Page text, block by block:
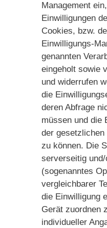
Management
Einwilligungen
Cookies, bzw.
Einwilligungs-
genannten
eingeholt sowie
und widerrufen
die
deren Abfrage
müssen und die
der
zu können. Die
serverseitig
(sogenanntes
vergleichbarer
die Einwilligung
Gerät zuordnen
individueller